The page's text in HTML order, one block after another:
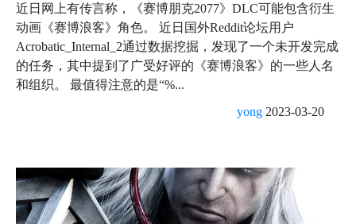
近日网上有传言称，《赛博朋克2077》DLC可能包含衍生
动画《赛博浪客》角色。 近日国外Reddit论坛用户
Acrobatic_Internal_2通过数据挖掘，发现了一个未开发完成
的任务，其中提到了广受好评的《赛博浪客》的一些人名
和组织。 最值得注意的是“%...
yong 2023-03-20